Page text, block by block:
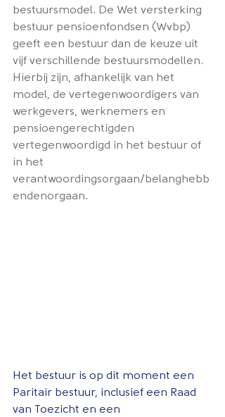
bestuursmodel. De Wet versterking
bestuur pensioenfondsen (Wvbp)
geeft een bestuur dan de keuze uit
vijf verschillende bestuursmodellen.
Hierbij zijn, afhankelijk van het
model, de vertegenwoordigers van
werkgevers, werknemers en
pensioengerechtigden
vertegenwoordigd in het bestuur of
in het
verantwoordingsorgaan/belanghebb
endenorgaan.
Het bestuur is op dit moment een
Paritair bestuur, inclusief een Raad
van Toezicht en een